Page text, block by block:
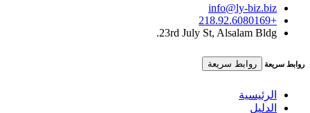
info@ly-biz.biz
+218.92.6080169
23rd July St, Alsalam Bldg.
روابط سريعة روابط سريعة
الرئيسية
الدليل